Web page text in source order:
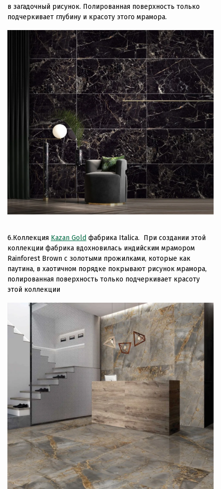
в загадочный рисунок. Полированная поверхность только
подчеркивает глубину и красоту этого мрамора.
6.Коллекция Kazan Gold фабрика Italica. При создании этой
коллекции фабрика вдохновилась индийским мрамором
Rainforest Brown с золотыми прожилками, которые как
паутина, в хаотичном порядке покрывают рисунок мрамора,
полированная поверхность только подчеркивает красоту
этой коллекции